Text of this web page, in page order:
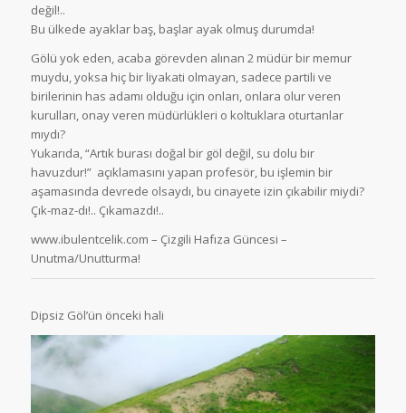
değil!..
Bu ülkede ayaklar baş, başlar ayak olmuş durumda!
Gölü yok eden, acaba görevden alınan 2 müdür bir memur
muydu, yoksa hiç bir liyakati olmayan, sadece partili ve
birilerinin has adamı olduğu için onları, onlara olur veren
kurulları, onay veren müdürlükleri o koltuklara oturtanlar
mıydı?
Yukarıda, “Artık burası doğal bir göl değil, su dolu bir
havuzdur!” açıklamasını yapan profesör, bu işlemin bir
aşamasında devrede olsaydı, bu cinayete izin çıkabilir miydi?
Çık-maz-dı!.. Çıkamazdı!..
www.ibulentcelik.com – Çizgili Hafıza Güncesi –
Unutma/Unutturma!
Dipsiz Göl’ün önceki hali